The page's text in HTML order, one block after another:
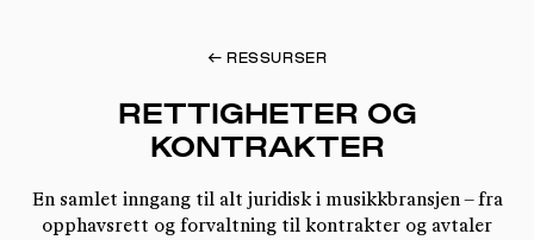
← RESSURSER
RETTIGHETER OG
KONTRAKTER
En samlet inngang til alt juridisk i musikkbransjen – fra
opphavsrett og forvaltning til kontrakter og avtaler